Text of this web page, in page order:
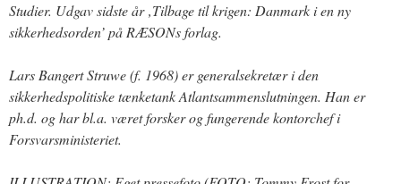
Studier. Udgav sidste år ‚Tilbage til krigen: Danmark i en ny
sikkerhedsorden’ på RÆSONs forlag.
Lars Bangert Struwe (f. 1968) er generalsekretær i den
sikkerhedspolitiske tænketank Atlantsammenslutningen. Han er
ph.d. og har bl.a. været forsker og fungerende kontorchef i
Forsvarsministeriet.